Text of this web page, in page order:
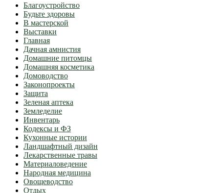
Благоустройство
Будьте здоровы
В мастерской
Выставки
Главная
Дачная амнистия
Домашние питомцы
Домашняя косметика
Домоводство
Законопроекты
Защита
Зеленая аптека
Земледелие
Инвентарь
Кодексы и ФЗ
Кухонные истории
Ландшафтный дизайн
Лекарственные травы
Материаловедение
Народная медицина
Овощеводство
Отдых